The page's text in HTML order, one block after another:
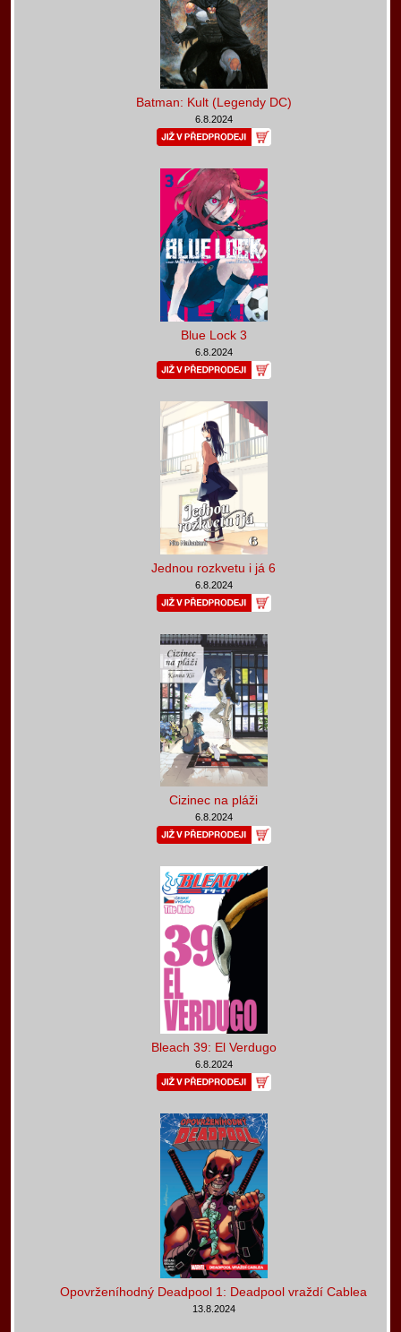
Batman: Kult (Legendy DC)
6.8.2024
Blue Lock 3
6.8.2024
Jednou rozkvetu i já 6
6.8.2024
Cizinec na pláži
6.8.2024
Bleach 39: El Verdugo
6.8.2024
Opovrženíhodný Deadpool 1: Deadpool vraždí Cablea
13.8.2024